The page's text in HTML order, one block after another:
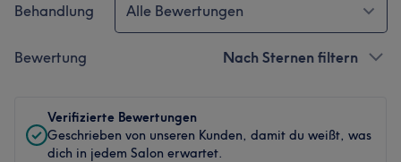
Behandlung Alle Bewertungen
Bewertung Nach Sternen filtern
Verifizierte Bewertungen
Geschrieben von unseren Kunden, damit du weißt, was
dich in jedem Salon erwartet.